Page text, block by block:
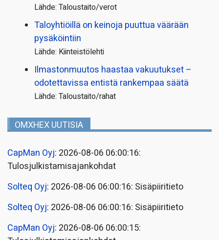
Lähde: Taloustaito/verot
Taloyhtiöillä on keinoja puuttua väärään
pysäköintiin
Lähde: Kiinteistölehti
Ilmastonmuutos haastaa vakuutukset –
odotettavissa entistä rankempaa säätä
Lähde: Taloustaito/rahat
OMXHEX UUTISIA
CapMan Oyj: 2026-08-06 06:00:16:
Tulosjulkistamisajankohdat
Solteq Oyj: 2026-08-06 06:00:16: Sisäpiiritieto
Solteq Oyj: 2026-08-06 06:00:16: Sisäpiiritieto
CapMan Oyj: 2026-08-06 06:00:15: